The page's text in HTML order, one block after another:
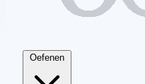
Oefenen